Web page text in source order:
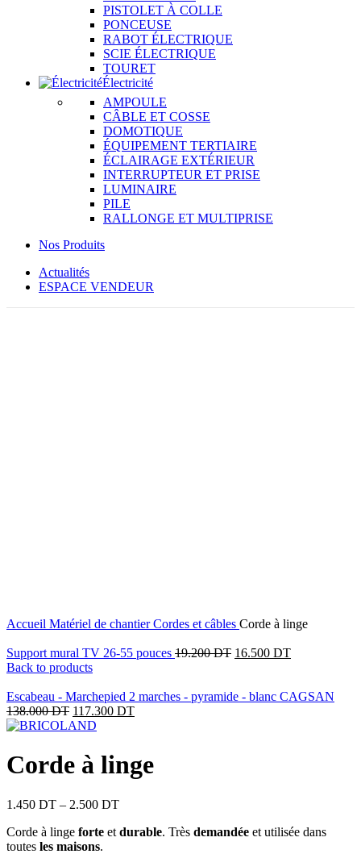
PISTOLET À COLLE
PONCEUSE
RABOT ÉLECTRIQUE
SCIE ÉLECTRIQUE
TOURET
Électricité
AMPOULE
CÂBLE ET COSSE
DOMOTIQUE
ÉQUIPEMENT TERTIAIRE
ÉCLAIRAGE EXTÉRIEUR
INTERRUPTEUR ET PRISE
LUMINAIRE
PILE
RALLONGE ET MULTIPRISE
Nos Produits
Actualités
ESPACE VENDEUR
Accueil Matériel de chantierCordes et câbles Corde à linge
Support mural TV 26-55 pouces 19.200DT 16.500 DT
Back to products
Escabeau - Marchepied 2 marches - pyramide - blanc CAGSAN
138.000DT 117.300 DT
Corde à linge
1.450 DT – 2.500 DT
Corde à linge forte et durable. Très demandée et utilisée dans
toutes les maisons.